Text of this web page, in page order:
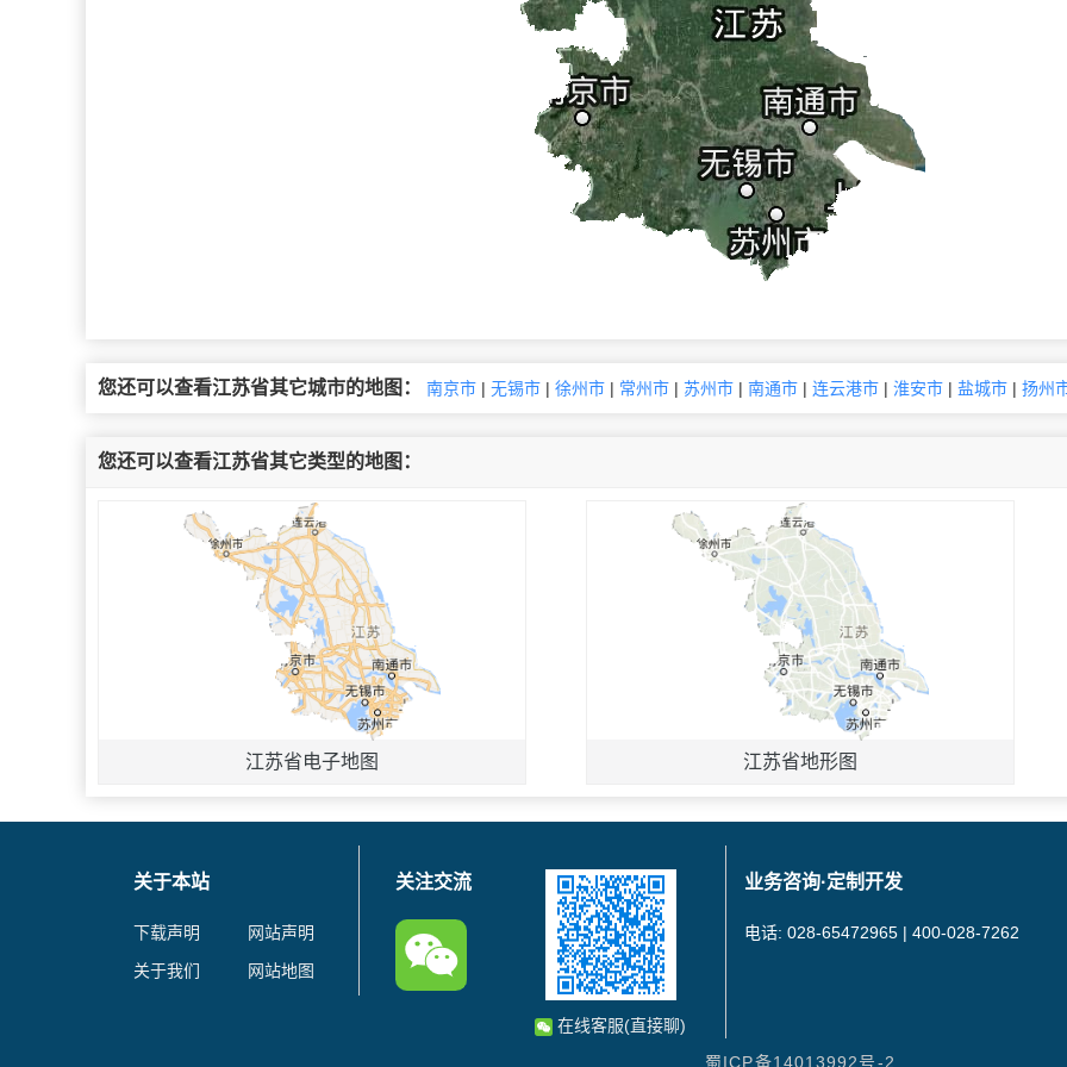
您还可以查看江苏省其它城市的地图： 南京市 | 无锡市 | 徐州市 | 常州市 | 苏州市 | 南通市 | 连云港市 | 淮安市 | 盐城市 | 扬州
您还可以查看江苏省其它类型的地图：
江苏省电子地图 江苏省地形图
关于本站
下载声明
网站声明
关于我们
网站地图
关注交流
在线客服(直接聊)
业务咨询·定制开发
电话: 028-65472965 | 400-028-7262
蜀ICP备14013992号-2